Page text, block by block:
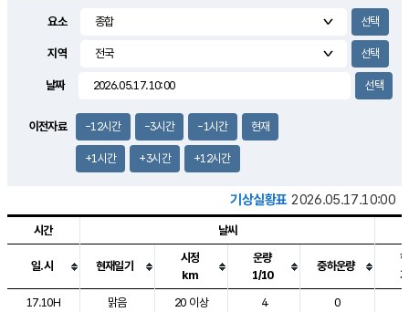
1.6m/s
요소
지역
날짜
이전자료 -12시간 -3시간 -1시간 현재
+1시간 +3시간 +12시간
기상실황표 2026.05.17.10:00
도시별 기상실황표로 지점, 날씨, 기온, 강수, 바람, 기압등을 안내한 표입
시간 날씨
일.시 현재일기
시정
km
운량
1/10
중하운량
17.10H
맑음 20 이상 4 0